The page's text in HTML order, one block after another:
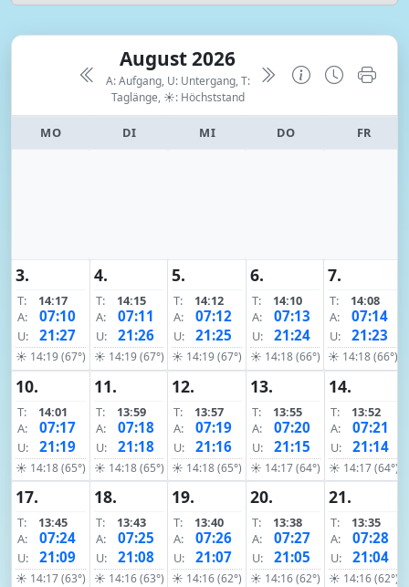
August 2026
A: Aufgang, U: Untergang, T:
Taglänge, ☀: Höchststand
MO DI MI DO FR
3.
T:
14:17
A:
07:10
U: 21:27
☀ 14:19 (67°)
4.
T:
14:15
A:
07:11
U: 21:26
☀ 14:19 (67°)
5.
T:
14:12
A:
07:12
U: 21:25
☀ 14:19 (67°)
6.
T:
14:10
A:
07:13
U: 21:24
☀ 14:18 (66°)
7.
T:
14:08
A:
07:14
U: 21:23
☀ 14:18 (66°)
10.
T:
14:01
A:
07:17
U: 21:19
☀ 14:18 (65°)
11.
T:
13:59
A:
07:18
U: 21:18
☀ 14:18 (65°)
12.
T:
13:57
A:
07:19
U: 21:16
☀ 14:18 (65°)
13.
T:
13:55
A:
07:20
U: 21:15
☀ 14:17 (64°)
14.
T:
13:52
A:
07:21
U: 21:14
☀ 14:17 (64°)
17.
T:
13:45
A:
07:24
U: 21:09
☀ 14:17 (63°)
18.
T:
13:43
A:
07:25
U: 21:08
☀ 14:16 (63°)
19.
T:
13:40
A:
07:26
U: 21:07
☀ 14:16 (62°)
20.
T:
13:38
A:
07:27
U: 21:05
☀ 14:16 (62°)
21.
T:
13:35
A:
07:28
U: 21:04
☀ 14:16 (62°)